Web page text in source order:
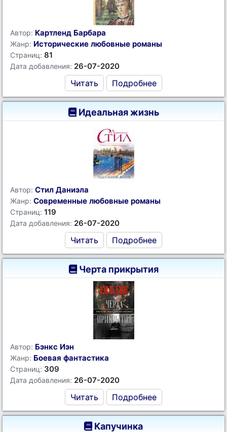
Автор: Картленд Барбара
Жанр: Исторические любовные романы
Страниц: 81
Дата добавления: 26-07-2020
Читать Подробнее
Идеальная жизнь
Автор: Стил Даниэла
Жанр: Современные любовные романы
Страниц: 119
Дата добавления: 26-07-2020
Читать Подробнее
Черта прикрытия
Автор: Бэнкс Иэн
Жанр: Боевая фантастика
Страниц: 309
Дата добавления: 26-07-2020
Читать Подробнее
Капучинка